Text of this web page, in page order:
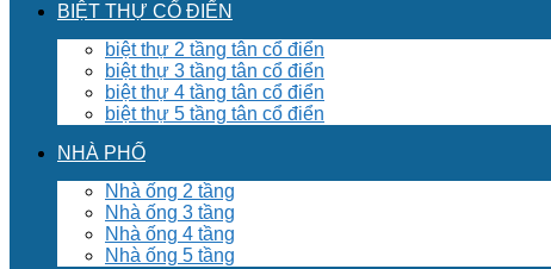
BIỆT THỰ CỔ ĐIỂN
biệt thự 2 tầng tân cổ điển
biệt thự 3 tầng tân cổ điển
biệt thự 4 tầng tân cổ điển
biệt thự 5 tầng tân cổ điển
NHÀ PHỐ
Nhà ống 2 tầng
Nhà ống 3 tầng
Nhà ống 4 tầng
Nhà ống 5 tầng